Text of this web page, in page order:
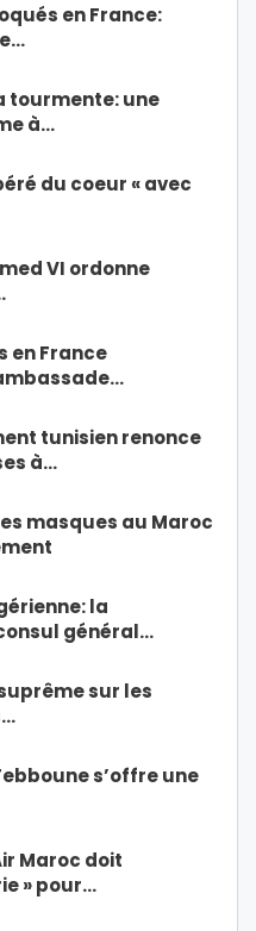
en France:
tourmente: une
à…
du coeur « avec
VI ordonne
en France
tunisien renonce
à…
masques au Maroc
la
général…
sur les
s’offre une
Maroc doit
» pour…